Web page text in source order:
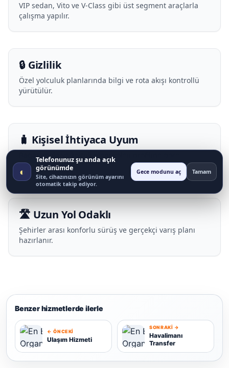
VIP sedan, Vito ve V-Class gibi üst segment araçlarla
çalışma yapılır.
🔒 Gizlilik
Özel yolculuk planlarında bilgi ve rota akışı kontrollü
yürütülür.
🧳 Kişisel İhtiyaca Uyum
Bagaj, mola ve koltuk planı yolcu profiline göre
uyarlanır.
🛣️ Uzun Yol Odaklı
Şehirler arası konforlu sürüş ve gerçekçi varış planı
hazırlanır.
Benzer hizmetlerde ilerle
← ÖNCEKI
Ulaşım Hizmeti
SONRAKI →
Havalimanı
Transfer
◐
Telefonunuz şu anda açık
görünümde
Site, cihazınızın görünüm ayarını
otomatik takip ediyor.
Gece modunu aç Tamam